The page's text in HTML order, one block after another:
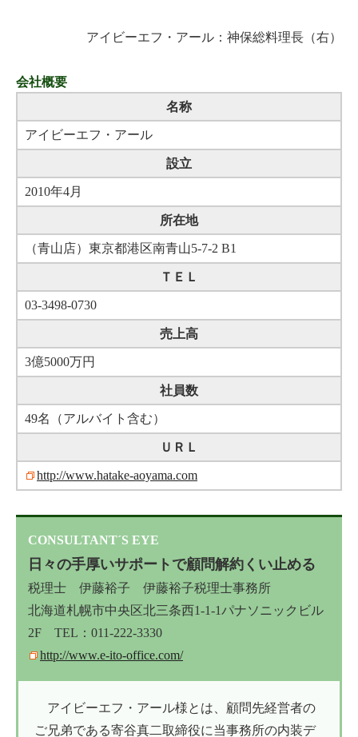
アイビーエフ・アール：神保総料理長（右）
会社概要
名称
アイビーエフ・アール
設立
2010年4月
所在地
（青山店）東京都港区南青山5-7-2 B1
ＴＥＬ
03-3498-0730
売上高
3億5000万円
社員数
49名（アルバイト含む）
ＵＲＬ
http://www.hatake-aoyama.com
CONSULTANT´S EYE
日々の手厚いサポートで顧問解約くい止める
税理士 伊藤裕子 伊藤裕子税理士事務所
北海道札幌市中央区北三条西1-1-1パナソニックビル
2F TEL：011-222-3330
http://www.e-ito-office.com/
アイビーエフ・アール様とは、顧問先経営者の
ご兄弟である寄谷真二取締役に当事務所の内装デ